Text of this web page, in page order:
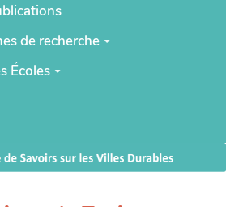
de recherche
Écoles